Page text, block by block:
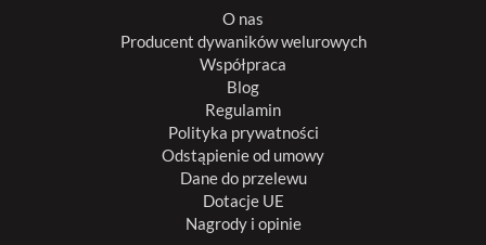
O nas
Producent dywaników welurowych
Współpraca
Blog
Regulamin
Polityka prywatności
Odstąpienie od umowy
Dane do przelewu
Dotacje UE
Nagrody i opinie